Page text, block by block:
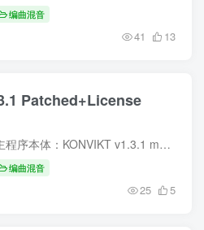
编曲混音
41 13
Patched+License
简介 一、资源包含完整内容 主程序本体：KONVIKT v1.3.1 macOS 原生音频插件安装包，兼容 AU/VST3/AAX 三种主流音频插件格式 授权许可文件：配套 License 授权证书文件，用于解锁全部功能、移...
编曲混音
25 5